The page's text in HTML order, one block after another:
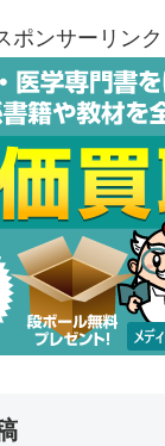
ポンサーリンク